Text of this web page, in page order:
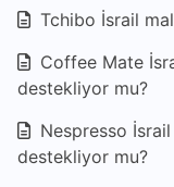
Tchibo İsrail
Coffee Mate
destekliyor mu?
Nespresso İsrail
destekliyor mu?